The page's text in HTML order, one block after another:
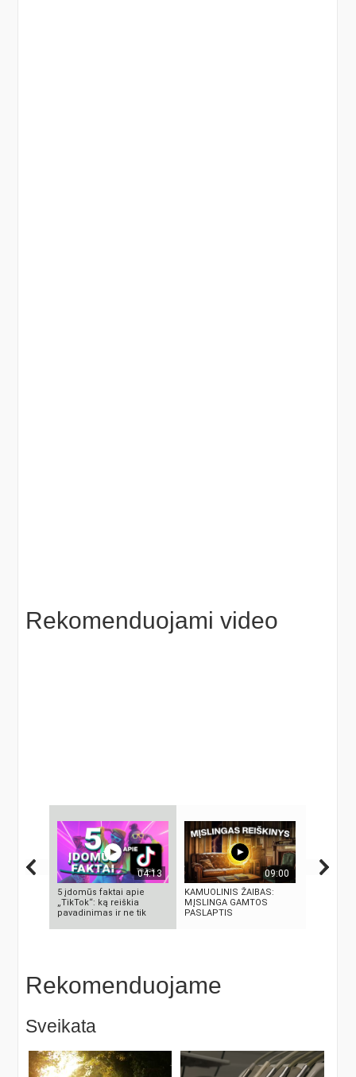
Rekomenduojami video
04:13
5 įdomūs faktai apie
„TikTok“: ką reiškia
pavadinimas ir ne tik
09:00
KAMUOLINIS ŽAIBAS:
MĮSLINGA GAMTOS
PASLAPTIS
Rekomenduojame
Sveikata